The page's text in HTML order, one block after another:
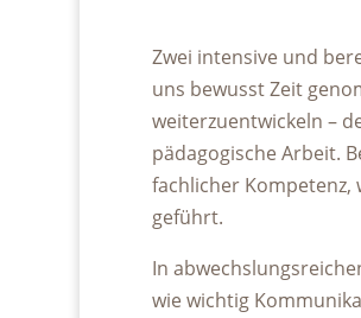
Zwei intensive und
uns bewusst Zeit
weiterzuentwickeln –
pädagogische Arbeit.
fachlicher Kompetenz,
geführt.
In
wie wichtig